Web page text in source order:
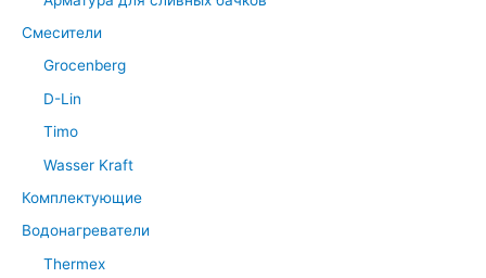
Смесители
Grocenberg
D-Lin
Timo
Wasser Kraft
Комплектующие
Водонагреватели
Thermex